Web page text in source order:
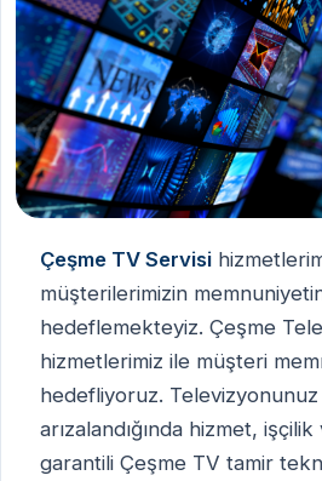
ÇEŞME TV
SERVİSİ
izmirtelevizyon.com.tr
Çeşme TV Servisi
müşterilerimizin
hedeflemekteyiz. Çeşme
hizmetlerimiz ile müşteri
hedefliyoruz. Televizyonunuz
arızalandığında hizmet,
garantili Çeşme TV tamir